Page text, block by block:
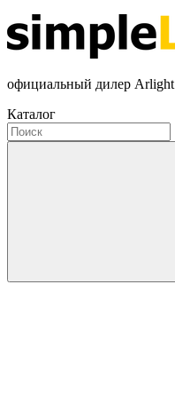
официальный дилер Arlight
Каталог